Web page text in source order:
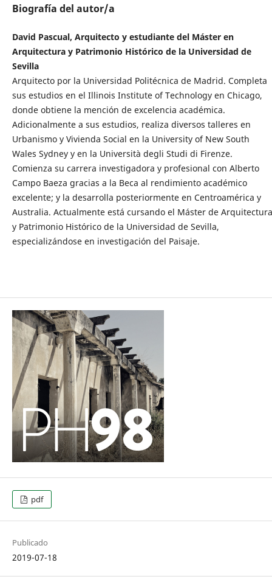
Biografía del autor/a
David Pascual, Arquitecto y estudiante del Máster en
Arquitectura y Patrimonio Histórico de la Universidad de
Sevilla
Arquitecto por la Universidad Politécnica de Madrid. Completa
sus estudios en el Illinois Institute of Technology en Chicago,
donde obtiene la mención de excelencia académica.
Adicionalmente a sus estudios, realiza diversos talleres en
Urbanismo y Vivienda Social en la University of New South
Wales Sydney y en la Università degli Studi di Firenze.
Comienza su carrera investigadora y profesional con Alberto
Campo Baeza gracias a la Beca al rendimiento académico
excelente; y la desarrolla posteriormente en Centroamérica y
Australia. Actualmente está cursando el Máster de Arquitectura
y Patrimonio Histórico de la Universidad de Sevilla,
especializándose en investigación del Paisaje.
pdf
Publicado
2019-07-18